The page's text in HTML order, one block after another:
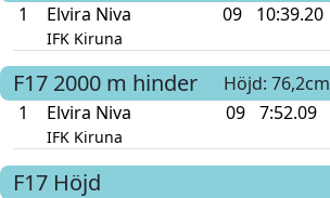
1
Elvira Niva
IFK Kiruna
09 10:39.20
F17 2000 m hinder Höjd: 76,2cm
1
Elvira Niva
IFK Kiruna
09 7:52.09
F17 Höjd